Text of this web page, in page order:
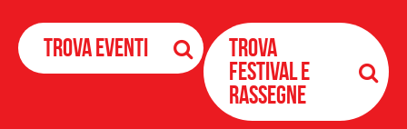
Trova eventi
Trova
Festival e
Rassegne